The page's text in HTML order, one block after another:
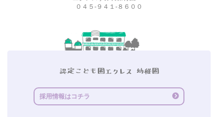
０４５-９４１-８６００
採用情報はコチラ